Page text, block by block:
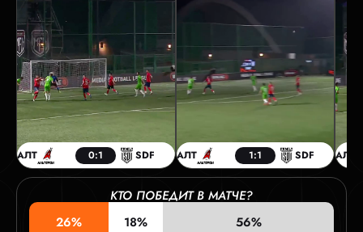
АЛТ 0:1 SDF АЛТ 1:1 SDF АЛТ
КТО ПОБЕДИТ В МАТЧЕ?
26%
18% 56%